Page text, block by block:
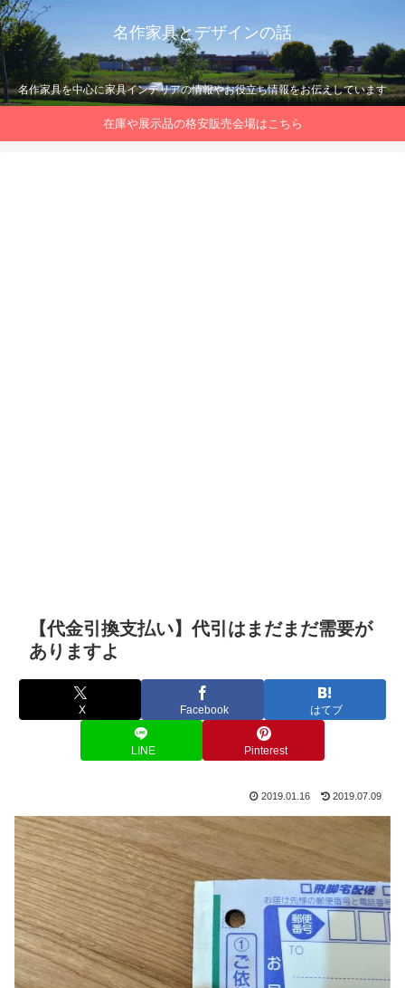
名作家具とデザインの話
名作家具を中心に家具インテリアの情報やお役立ち情報をお伝えしています
在庫や展示品の格安販売会場はこちら
【代金引換支払い】代引はまだまだ需要が
ありますよ
X Facebook はてブ
LINE Pinterest
2019.01.16 2019.07.09